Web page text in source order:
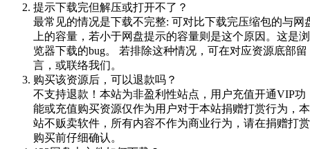
提示下载完但解压或打开不了？
最常见的情况是下载不完整: 可对比下载完压缩包的与网
上的容量，若小于网盘提示的容量则是这个原因。这是浏
览器下载的bug。 若排除这种情况，可在对应资源底部留
言，或联络我们。
购买该资源后，可以退款吗？
不支持退款！本站为非盈利性站点，用户充值开通VIP功
能或充值购买资源仅作为用户对于本站捐赠打赏行为，本
站不贩卖软件，所有内容不作为商业行为，请在捐赠打赏
购买前仔细确认。